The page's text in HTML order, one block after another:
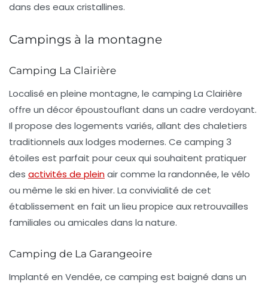
dans des eaux cristallines.
Campings à la montagne
Camping La Clairière
Localisé en pleine montagne, le camping La Clairière
offre un décor époustouflant dans un cadre verdoyant.
Il propose des logements variés, allant des chaletiers
traditionnels aux lodges modernes. Ce camping 3
étoiles est parfait pour ceux qui souhaitent pratiquer
des activités de pleinair comme la randonnée, le vélo
ou même le ski en hiver. La convivialité de cet
établissement en fait un lieu propice aux retrouvailles
familiales ou amicales dans la nature.
Camping de La Garangeoire
Implanté en Vendée, ce camping est baigné dans un